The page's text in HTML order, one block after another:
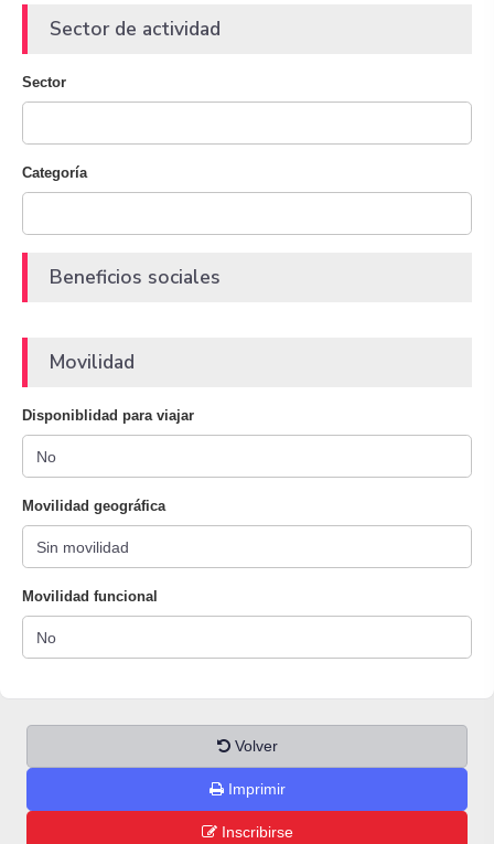
Sector de actividad
Sector
Categoría
Beneficios sociales
Movilidad
Disponiblidad para viajar
Movilidad geográfica
Movilidad funcional
Volver
Imprimir
Inscribirse